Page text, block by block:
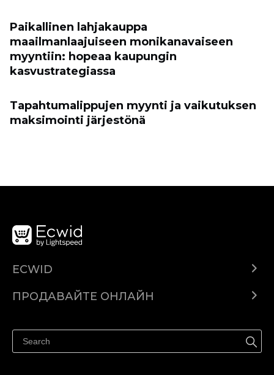
Paikallinen lahjakauppa
maailmanlaajuiseen monikanavaiseen
myyntiin: hopeaa kaupungin
kasvustrategiassa
Tapahtumalippujen myynti ja vaikutuksen
maksimointi järjestönä
ECWID
Помощен център
ПРОДАВАЙТЕ ОНЛАЙН
Продавайте във Facebook
Продавайте в Instagram